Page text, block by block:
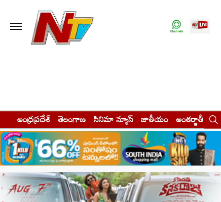
ఆంధ్రప్రదేశ్ తెలంగాణ సినిమా న్యూస్ జాతీయం అంతర్జాతీయం